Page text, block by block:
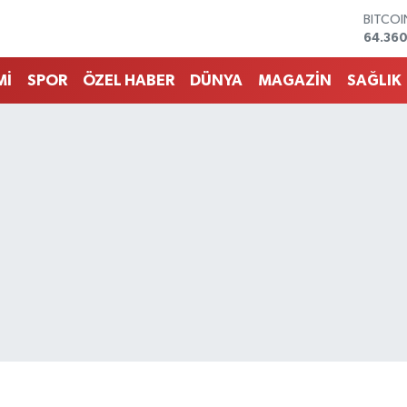
DOLAR
EURO
SPOR ÖZEL HABER DÜNYA MAGAZİN SAĞLIK